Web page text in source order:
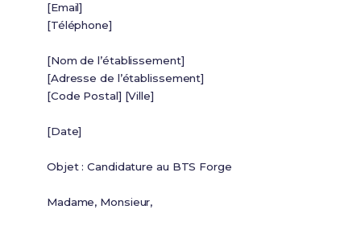
[Email]
[Téléphone]
[Nom de l’établissement]
[Adresse de l’établissement]
[Code Postal] [Ville]
[Date]
Objet : Candidature au BTS Forge
Madame, Monsieur,